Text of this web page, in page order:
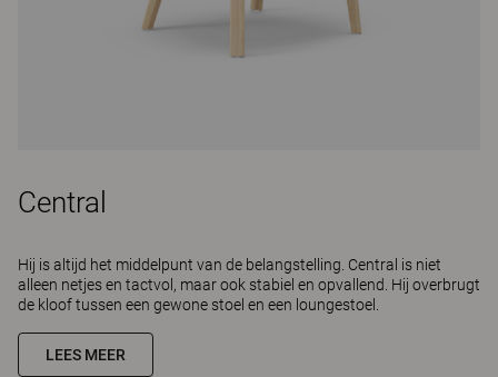
Central
Hij is altijd het middelpunt van de belangstelling. Central is niet
alleen netjes en tactvol, maar ook stabiel en opvallend. Hij overbrugt
de kloof tussen een gewone stoel en een loungestoel.
LEES MEER